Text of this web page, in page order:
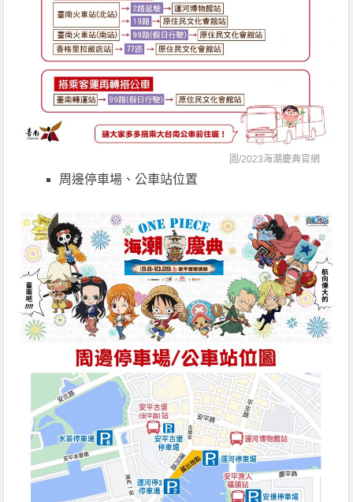
圖/2023海潮慶典官網
周邊停車場、公車站位置